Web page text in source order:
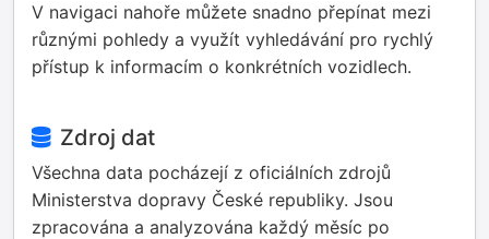
V navigaci nahoře můžete snadno přepínat mezi
různými pohledy a využít vyhledávání pro rychlý
přístup k informacím o konkrétních vozidlech.
Zdroj dat
Všechna data pocházejí z oficiálních zdrojů
Ministerstva dopravy České republiky. Jsou
zpracována a analyzována každý měsíc po